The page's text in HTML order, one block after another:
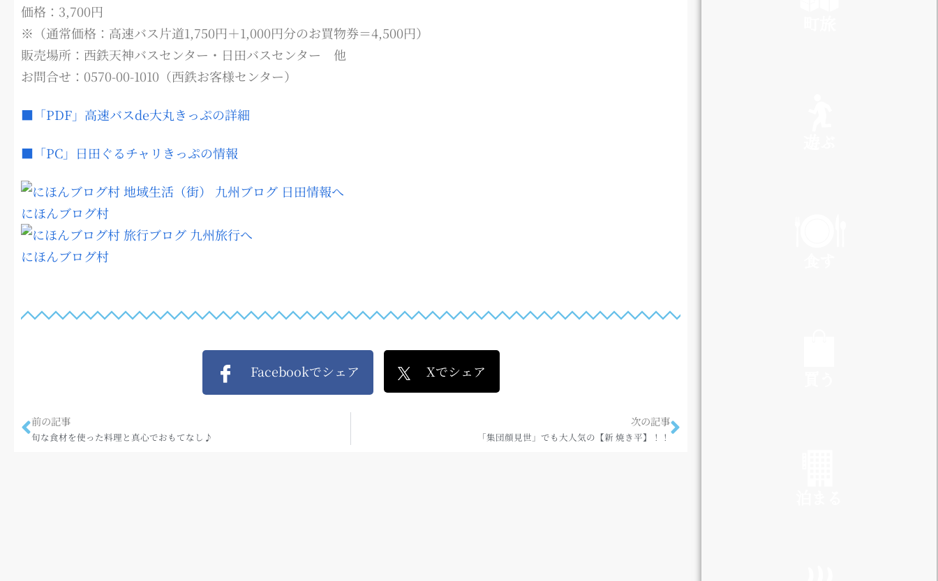
価格：3,700円
※（通常価格：高速バス片道1,750円＋1,000円分のお買物券＝4,500円）
販売場所：西鉄天神バスセンター・日田バスセンター 他
お問合せ：0570-00-1010（西鉄お客様センター）
■「PDF」高速バスde大丸きっぷの詳細
■「PC」日田ぐるチャリきっぷの情報
にほんブログ村
にほんブログ村
Facebookでシェア Xでシェア
前の記事
旬な食材を使った料理と真心でおもてなし♪
次の記事
「集団顔見世」でも大人気の【新 焼き平】！！